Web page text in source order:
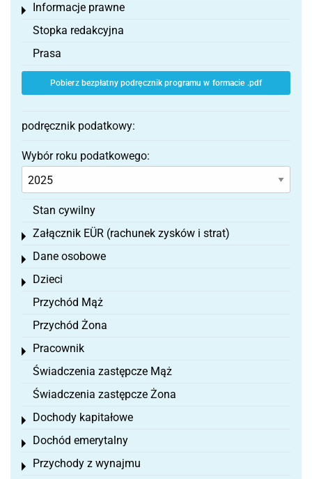
Informacje prawne
Toggle menu
Stopka redakcyjna
Prasa
Pobierz bezpłatny podręcznik programu w formacie .pdf
podręcznik podatkowy:
Wybór roku podatkowego:
Stan cywilny
Załącznik EÜR (rachunek zysków i strat)
Toggle menu
Dane osobowe
Toggle menu
Dzieci
Toggle menu
Przychód Mąż
Przychód Żona
Pracownik
Toggle menu
Świadczenia zastępcze Mąż
Świadczenia zastępcze Żona
Dochody kapitałowe
Toggle menu
Dochód emerytalny
Toggle menu
Przychody z wynajmu
Toggle menu